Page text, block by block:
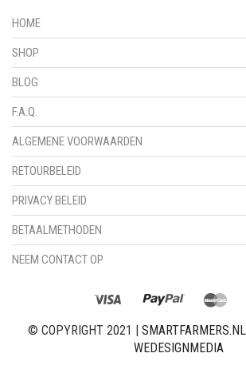
HOME
SHOP
BLOG
F.A.Q.
ALGEMENE VOORWAARDEN
RETOURBELEID
PRIVACY BELEID
BETAALMETHODEN
NEEM CONTACT OP
© COPYRIGHT 2021 | SMARTFARMERS.NL
WEDESIGNMEDIA